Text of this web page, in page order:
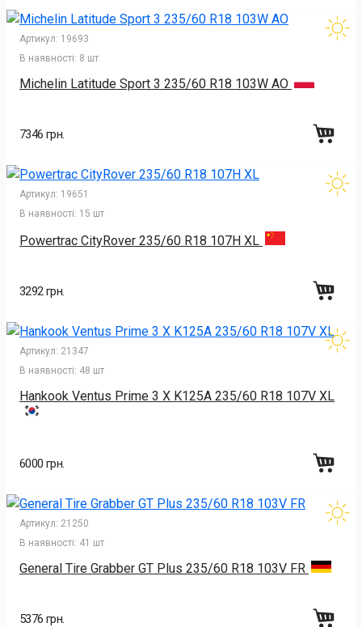
Артикул: 19693
В наявності: 8 шт
Michelin Latitude Sport 3 235/60 R18 103W AO
7346 грн.
Артикул: 19651
В наявності: 15 шт
Powertrac CityRover 235/60 R18 107H XL
3292 грн.
Артикул: 21347
В наявності: 48 шт
Hankook Ventus Prime 3 X K125A 235/60 R18 107V XL
6000 грн.
Артикул: 21250
В наявності: 41 шт
General Tire Grabber GT Plus 235/60 R18 103V FR
5376 грн.